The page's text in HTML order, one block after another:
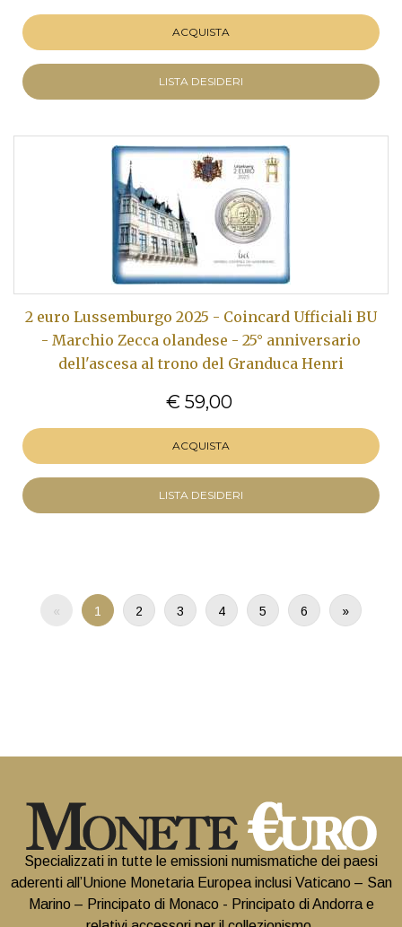
ACQUISTA
LISTA DESIDERI
2 euro Lussemburgo 2025 - Coincard Ufficiali BU
- Marchio Zecca olandese - 25° anniversario
dell'ascesa al trono del Granduca Henri
€ 59,00
ACQUISTA
LISTA DESIDERI
« 1 2 3 4 5 6 »
Specializzati in tutte le emissioni numismatiche dei paesi
aderenti all’Unione Monetaria Europea inclusi Vaticano – San
Marino – Principato di Monaco - Principato di Andorra e